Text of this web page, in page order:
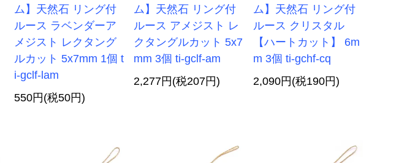
ム】天然石 リング付
ルース ラベンダーア
メジスト レクタング
ルカット 5x7mm 1個 t
i-gclf-lam
550円(税50円)
ム】天然石 リング付
ルース アメジスト レ
クタングルカット 5x7
mm 3個 ti-gclf-am
2,277円(税207円)
ム】天然石 リング付
ルース クリスタル
【ハートカット】 6m
m 3個 ti-gchf-cq
2,090円(税190円)